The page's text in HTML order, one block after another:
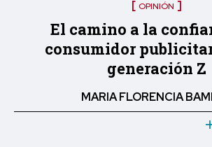
OPINIÓN
El camino a la
consumidor
generación Z
MARIA FLORENCIA